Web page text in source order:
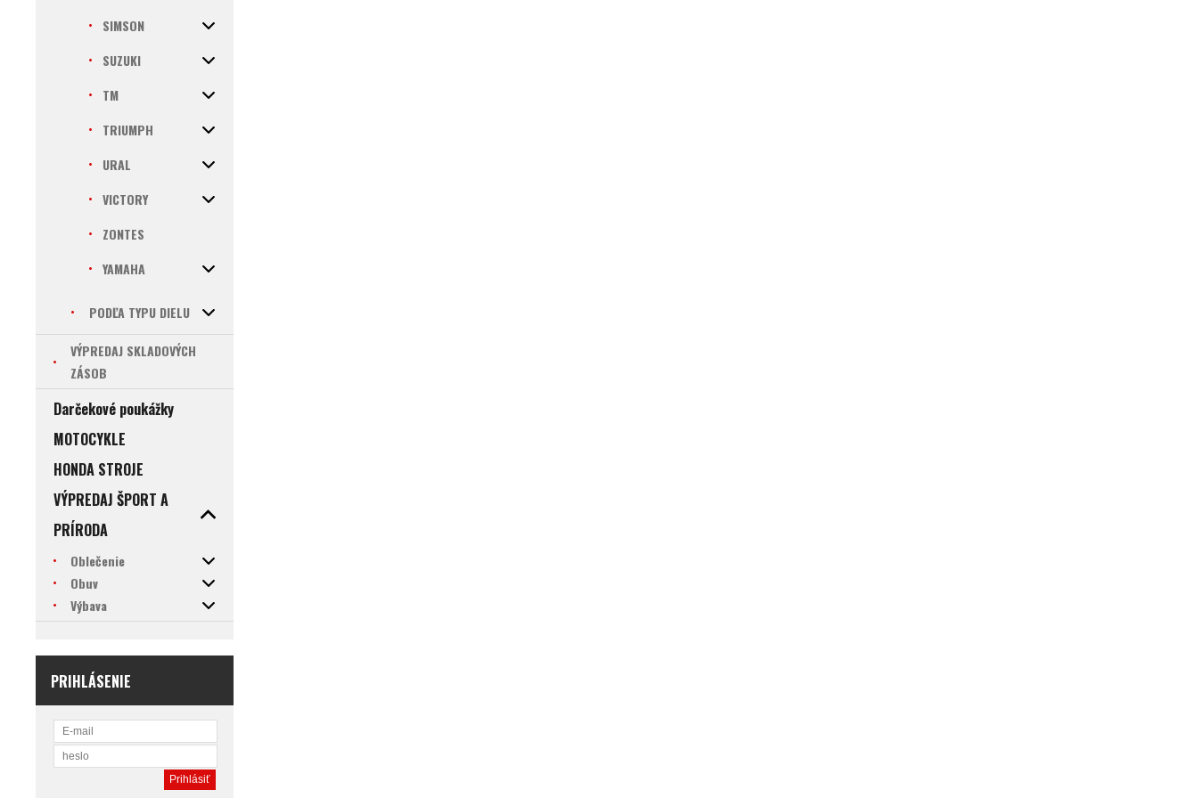
SIMSON
SUZUKI
TM
TRIUMPH
URAL
VICTORY
ZONTES
YAMAHA
PODĽA TYPU DIELU
VÝPREDAJ SKLADOVÝCH
ZÁSOB
Darčekové poukážky
MOTOCYKLE
HONDA STROJE
VÝPREDAJ ŠPORT A
PRÍRODA
Oblečenie
Obuv
Výbava
PRIHLÁSENIE